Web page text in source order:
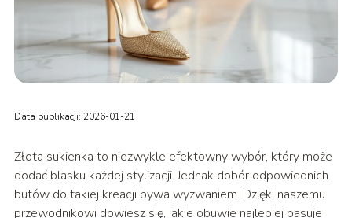
Data publikacji: 2026-01-21
Złota sukienka to niezwykle efektowny wybór, który może
dodać blasku każdej stylizacji. Jednak dobór odpowiednich
butów do takiej kreacji bywa wyzwaniem. Dzięki naszemu
przewodnikowi dowiesz się, jakie obuwie najlepiej pasuje